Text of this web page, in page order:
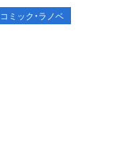
コミック・ラノベ